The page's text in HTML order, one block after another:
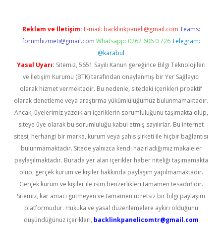
Reklam ve İletişim: E-mail: backlinkpaneli@gmail.com Teams:
forumhizmeti@gmail.com Whatsapp: 0262 606 0 726 Telegram:
@karabul
Yasal Uyarı: Sitemiz, 5651 Sayılı Kanun gereğince Bilgi Teknolojileri
ve İletişim Kurumu (BTK) tarafından onaylanmış bir Yer Sağlayıcı
olarak hizmet vermektedir. Bu nedenle, sitedeki içerikleri proaktif
olarak denetleme veya araştırma yükümlülüğümüz bulunmamaktadır.
Ancak, üyelerimiz yazdıkları içeriklerin sorumluluğunu taşımakta olup,
siteye üye olarak bu sorumluluğu kabul etmiş sayılırlar. Bu internet
sitesi, herhangi bir marka, kurum veya şahıs şirketi ile hiçbir bağlantısı
bulunmamaktadır. Sitede yalnızca kendi hazırladığımız makaleler
paylaşılmaktadır. Burada yer alan içerikler haber niteliği taşımamakta
olup, gerçek kurum ve kişiler hakkında paylaşım yapılmamaktadır.
Gerçek kurum ve kişiler ile isim benzerlikleri tamamen tesadüfidir.
Sitemiz, kar amacı gütmeyen ve tamamen ücretsiz bir bilgi paylaşım
platformudur. Hukuka ve yasal düzenlemelere aykırı olduğunu
düşündüğünüz içerikleri, backlinkpanelicomtr@gmail.com